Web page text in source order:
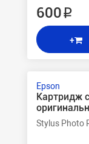
600 ₽
+
Epson
Картридж
Stylus Photo